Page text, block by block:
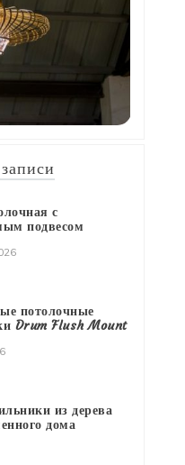
с
подвесом
потолочные
Drum Flush Mount
из дерева
дома